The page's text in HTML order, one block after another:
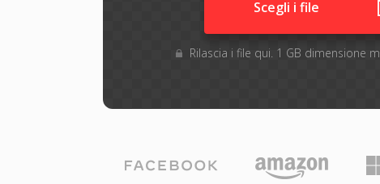
Scegli i file
Rilascia i file qui. 1 GB dimensione